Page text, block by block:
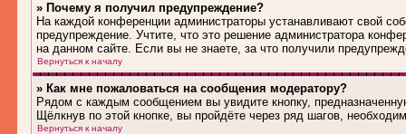
» Почему я получил предупреждение?
На каждой конференции администраторы устанавливают свой
предупреждение. Учтите, что это решение администратора
на данном сайте. Если вы не знаете, за что получили
Вернуться к началу
» Как мне пожаловаться на сообщения модератору?
Рядом с каждым сообщением вы увидите кнопку,
Щёлкнув по этой кнопке, вы пройдёте через ряд шагов,
Вернуться к началу